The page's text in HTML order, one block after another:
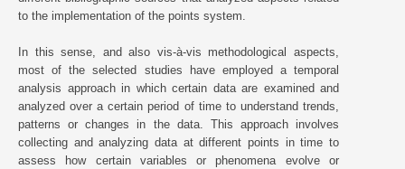
to the implementation of the points system.
In this sense, and also vis-à-vis methodological aspects,
most of the selected studies have employed a temporal
analysis approach in which certain data are examined and
analyzed over a certain period of time to understand trends,
patterns or changes in the data. This approach involves
collecting and analyzing data at different points in time to
assess how certain variables or phenomena evolve or